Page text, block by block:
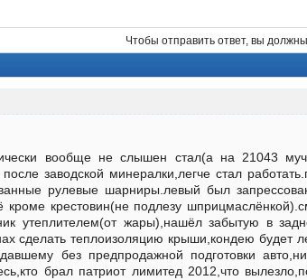
Чтобы отправить ответ, вы
вообще не слышен стал(а на 21043
заводской минералки,легче стал
рулевые шарниры.левый был
крестовин(не подлезу
утеплителем(от жары),нашёл забытую в
сделать теплоизоляцию крыши,кондею будет
без предпродажной подготовки
брал патриот лимитед 2012,что